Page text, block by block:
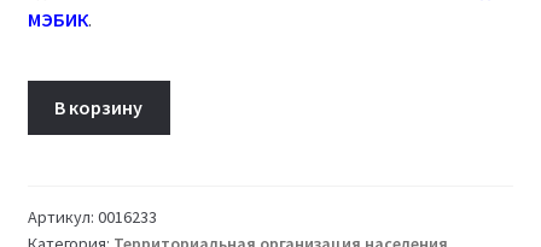
МЭБИК.
Территориальная
В корзину
Артикул: 0016233